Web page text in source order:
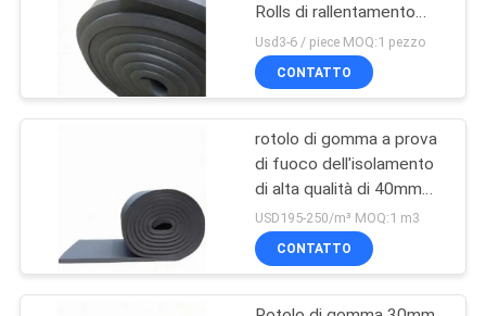
CONTATTICI
BLOG
RICHIEDA
CITAZIONE
Strato di gomma a
prova di fuoco
Rotolo di gomma
dell'isolamento
Rolls di rallentamento
NBR 40mm
Usd3-6 / piece MOQ:1 pezzo
CONTATTO
rotolo di gomma a prova
di fuoco dell'isolamento
di alta qualità di 40mm
per condizionamento
d'aria
USD195-250/m³ MOQ:1 m3
CONTATTO